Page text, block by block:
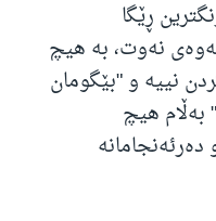
ڕێگا
نەوت، بە هیچ
نییە و "بێگومان
بەڵام هیچ